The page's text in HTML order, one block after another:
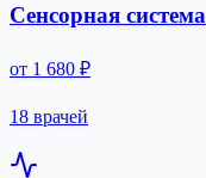
Сенсорная система
от 1 680 ₽
18 врачей